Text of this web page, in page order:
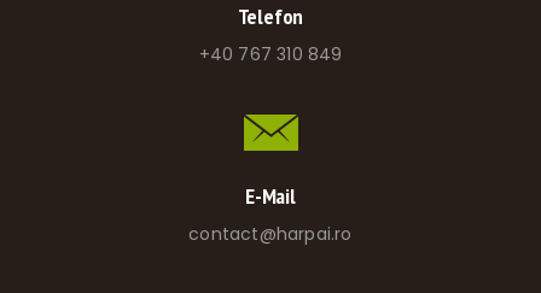
Telefon
+40 767 310 849
E-Mail
contact@harpai.ro